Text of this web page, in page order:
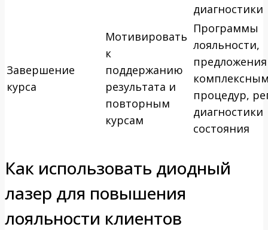
диагностики
Завершение
курса
Мотивировать
к
поддержанию
результата и
повторным
курсам
Программы
лояльности,
процедур,
диагностики
состояния
Как использовать диодный
лазер для повышения
лояльности клиентов